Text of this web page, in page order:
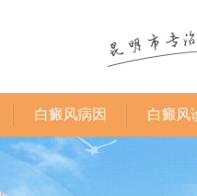
白癜风病因 白癜风